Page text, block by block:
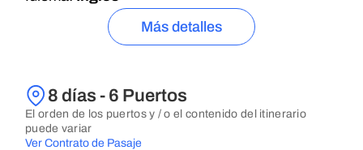
Más detalles
8 días - 6 Puertos
El orden de los puertos y / o el contenido del itinerario
puede variar
Ver Contrato de Pasaje